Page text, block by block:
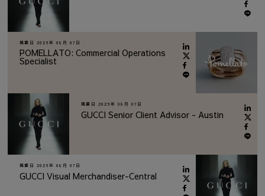
掲載日 2026年 08月 07日
POMELLATO: Commercial Operations
Specialist
掲載日 2026年 08月 07日
GUCCI Senior Client Advisor - Austin
掲載日 2026年 08月 07日
GUCCI Visual Merchandiser-Central